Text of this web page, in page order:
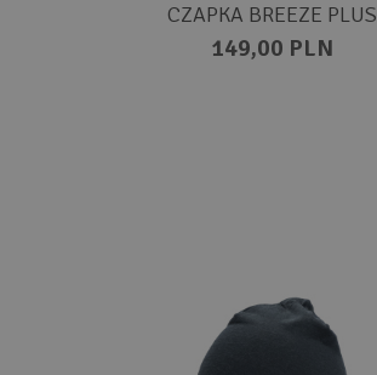
CZAPKA BREEZE PLUS
149,00 PLN